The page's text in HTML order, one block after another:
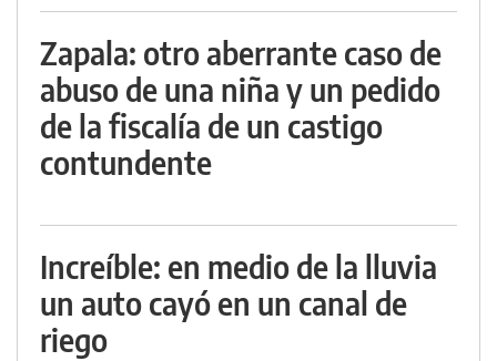
Zapala: otro aberrante caso de
abuso de una niña y un pedido
de la fiscalía de un castigo
contundente
Increíble: en medio de la lluvia
un auto cayó en un canal de
riego